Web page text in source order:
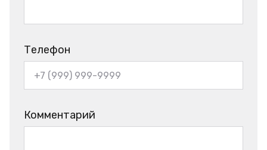
Телефон
Комментарий